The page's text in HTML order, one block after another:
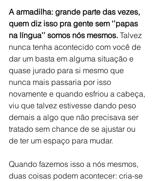
A armadilha: grande parte das vezes,
quem diz isso pra gente sem ‘’papas
na língua’’ somos nós mesmos. Talvez
nunca tenha acontecido com você de
dar um basta em alguma situação e
quase jurado para si mesmo que
nunca mais passaria por isso
novamente e quando esfriou a cabeça,
viu que talvez estivesse dando peso
demais a algo que não precisava ser
tratado sem chance de se ajustar ou
de ter um espaço para mudar.
Quando fazemos isso a nós mesmos,
duas coisas podem acontecer: cria-se